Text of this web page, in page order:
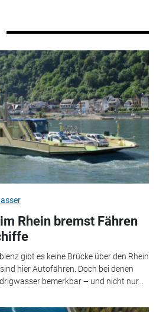
Rhein bremst Fähren
gibt es keine Brücke über den Rhein
hier Autofähren. Doch bei denen
bemerkbar – und nicht nur...